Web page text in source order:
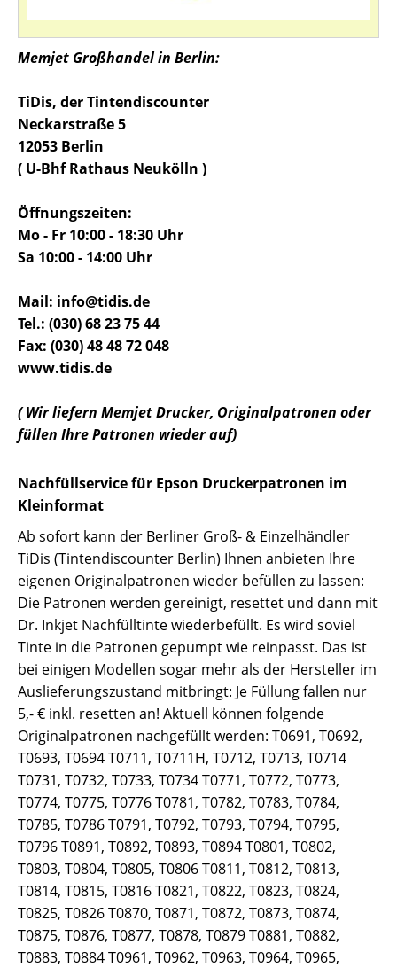
Memjet Großhandel in Berlin:
TiDis, der Tintendiscounter
Neckarstraße 5
12053 Berlin
( U-Bhf Rathaus Neukölln )
Öffnungszeiten:
Mo - Fr 10:00 - 18:30 Uhr
Sa 10:00 - 14:00 Uhr
Mail: info@tidis.de
Tel.: (030) 68 23 75 44
Fax: (030) 48 48 72 048
www.tidis.de
( Wir liefern Memjet Drucker, Originalpatronen oder
füllen Ihre Patronen wieder auf)
Nachfüllservice für Epson Druckerpatronen im
Kleinformat
Ab sofort kann der Berliner Groß- & Einzelhändler
TiDis (Tintendiscounter Berlin) Ihnen anbieten Ihre
eigenen Originalpatronen wieder befüllen zu lassen:
Die Patronen werden gereinigt, resettet und dann mit
Dr. Inkjet Nachfülltinte wiederbefüllt. Es wird soviel
Tinte in die Patronen gepumpt wie reinpasst. Das ist
bei einigen Modellen sogar mehr als der Hersteller im
Auslieferungszustand mitbringt: Je Füllung fallen nur
5,- € inkl. resetten an! Aktuell können folgende
Originalpatronen nachgefüllt werden: T0691, T0692,
T0693, T0694 T0711, T0711H, T0712, T0713, T0714
T0731, T0732, T0733, T0734 T0771, T0772, T0773,
T0774, T0775, T0776 T0781, T0782, T0783, T0784,
T0785, T0786 T0791, T0792, T0793, T0794, T0795,
T0796 T0891, T0892, T0893, T0894 T0801, T0802,
T0803, T0804, T0805, T0806 T0811, T0812, T0813,
T0814, T0815, T0816 T0821, T0822, T0823, T0824,
T0825, T0826 T0870, T0871, T0872, T0873, T0874,
T0875, T0876, T0877, T0878, T0879 T0881, T0882,
T0883, T0884 T0961, T0962, T0963, T0964, T0965,